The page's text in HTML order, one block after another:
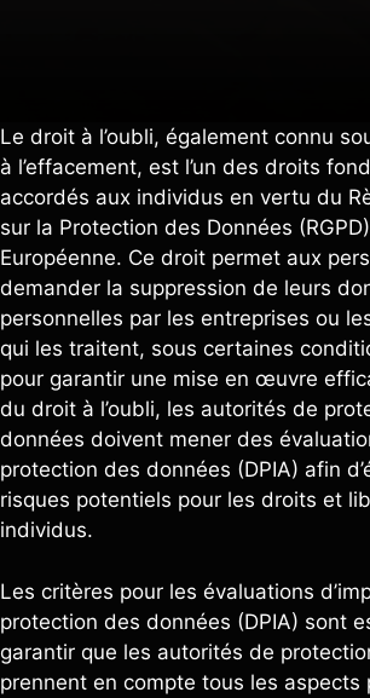
Le droit à l’oubli, également connu
à l’effacement, est l’un des droits
accordés aux individus en vertu du
sur la Protection des Données
Européenne. Ce droit permet aux
demander la suppression de leurs
personnelles par les entreprises ou
qui les traitent, sous certaines
pour garantir une mise en œuvre
du droit à l’oubli, les autorités de
données doivent mener des
protection des données (DPIA) afin
risques potentiels pour les droits et
individus.
Les critères pour les évaluations
protection des données (DPIA) sont
garantir que les autorités de
prennent en compte tous les aspects